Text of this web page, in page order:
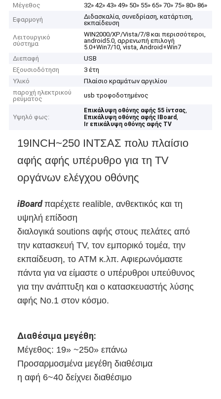
Μέγεθος
32» 42» 43» 49» 50» 55» 65» 70» 75» 80» 86»
Εφαρμογή
Διδασκαλία, συνεδρίαση, κατάρτιση,
εκπαίδευση
Λειτουργικό
σύστημα
WIN2000/XP/Vista/7/8 και περισσότεροι,
android5.0, αρρενωπή επιλογή
5.0+Win7/10, vista, Android+Win7
Διεπαφή
USB
Εξουσιοδότηση
3 έτη
Υλικό
Πλαίσιο κραμάτων αργιλίου
παροχή ηλεκτρικού
ρεύματος
usb τροφοδοτημένος
Υψηλό φως:
Επικάλυψη οθόνης αφής 55 ίντσας,
Επικάλυψη οθόνης αφής IBoard,
Ir επικάλυψη οθόνης αφής TV
19INCH~250 ΙΝΤΣΑΣ πολυ πλαίσιο
αφής αφής υπέρυθρο για τη TV
οργάνων ελέγχου οθόνης
iBoardπαρέχετε realible, ανθεκτικός και τη
υψηλή επίδοση
διαλογικά soutions αφής στους πελάτες από
την κατασκευή TV, τον εμπορικό τομέα, την
εκπαίδευση, το ATM κ.λπ. Αφιερωνόμαστε
πάντα για να είμαστε ο υπέρυθροι υπεύθυνος
για την ανάπτυξη και ο κατασκευαστής λύσης
αφής No.1 στον κόσμο.
Διαθέσιμα μεγέθη:
Μέγεθος: 19» ~250» επάνω
Προσαρμοσμένα μεγέθη διαθέσιμα
η αφή 6~40 δείχνει διαθέσιμο